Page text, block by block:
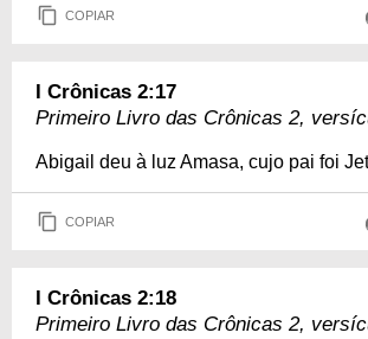
COPIAR
I Crônicas 2:17
Primeiro Livro das Crônicas 2,
Abigail deu à luz Amasa, cujo pai foi
COPIAR
I Crônicas 2:18
Primeiro Livro das Crônicas 2,